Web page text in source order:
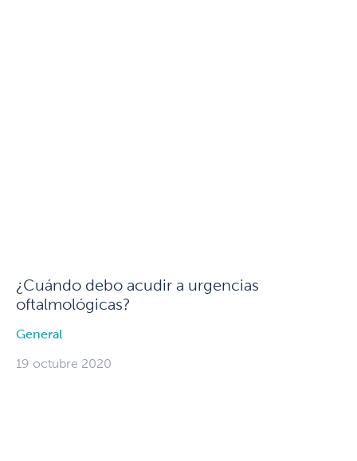
¿Cuándo debo acudir a urgencias
oftalmológicas?
General
19 octubre 2020